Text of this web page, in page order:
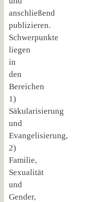
anschließend
publizieren.
Schwerpunkte
liegen
in
den
Bereichen
1)
Säkularisierung
und
Evangelisierung,
2)
Familie,
Sexualität
und
Gender,